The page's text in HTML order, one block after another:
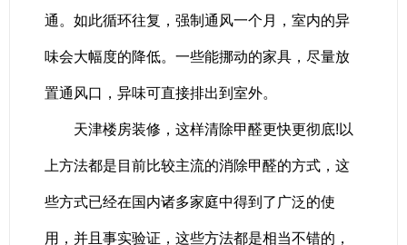
通。如此循环往复，强制通风一个月，室内的异
味会大幅度的降低。一些能挪动的家具，尽量放
置通风口，异味可直接排出到室外。
天津楼房装修，这样清除甲醛更快更彻底!以
上方法都是目前比较主流的消除甲醛的方式，这
些方式已经在国内诸多家庭中得到了广泛的使
用，并且事实验证，这些方法都是相当不错的，